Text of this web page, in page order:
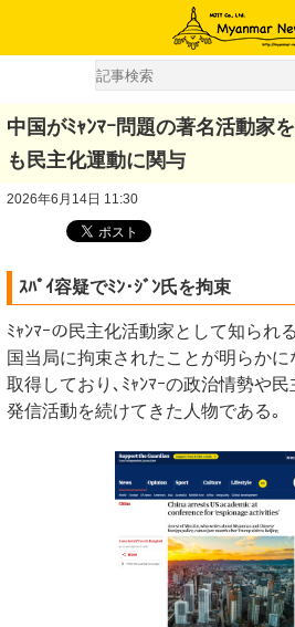
中国がﾐｬﾝﾏｰ問題の著名活動家
も民主化運動に関与
2026年6月14日 11:30
ｽﾊﾟｲ容疑でﾐﾝ･ｼﾞﾝ氏を拘束
ﾐｬﾝﾏｰの民主化活動家として知られ
国当局に拘束されたことが明らか
取得しており､ﾐｬﾝﾏｰの政治情勢や
発信活動を続けてきた人物である｡